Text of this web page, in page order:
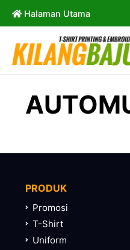
Halaman Utama
PRODUK
Promosi
T-Shirt
Uniform